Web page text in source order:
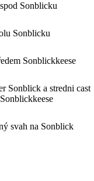
Sonblicku
Sonblicku
Sonblickkeese
Sonblick a stredni cast
svah na Sonblick